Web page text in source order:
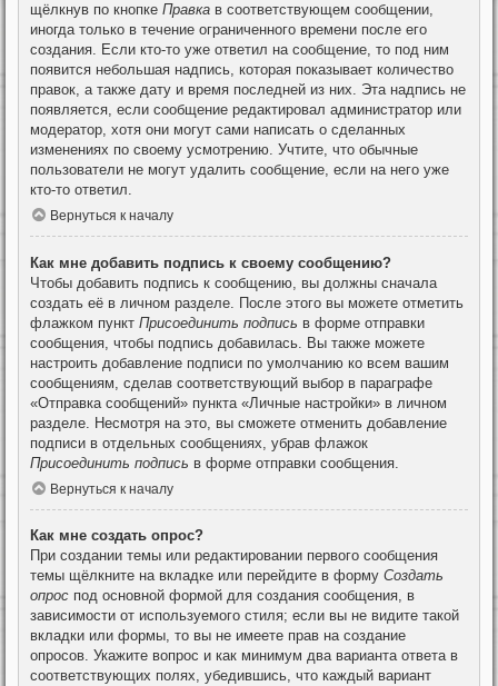
щёлкнув по кнопке Правка в соответствующем сообщении,
иногда только в течение ограниченного времени после его
создания. Если кто-то уже ответил на сообщение, то под ним
появится небольшая надпись, которая показывает количество
правок, а также дату и время последней из них. Эта надпись не
появляется, если сообщение редактировал администратор или
модератор, хотя они могут сами написать о сделанных
изменениях по своему усмотрению. Учтите, что обычные
пользователи не могут удалить сообщение, если на него уже
кто-то ответил.
Вернуться к началу
Как мне добавить подпись к своему сообщению?
Чтобы добавить подпись к сообщению, вы должны сначала
создать её в личном разделе. После этого вы можете отметить
флажком пункт Присоединить подпись в форме отправки
сообщения, чтобы подпись добавилась. Вы также можете
настроить добавление подписи по умолчанию ко всем вашим
сообщениям, сделав соответствующий выбор в параграфе
«Отправка сообщений» пункта «Личные настройки» в личном
разделе. Несмотря на это, вы сможете отменить добавление
подписи в отдельных сообщениях, убрав флажок
Присоединить подпись в форме отправки сообщения.
Вернуться к началу
Как мне создать опрос?
При создании темы или редактировании первого сообщения
темы щёлкните на вкладке или перейдите в форму Создать
опрос под основной формой для создания сообщения, в
зависимости от используемого стиля; если вы не видите такой
вкладки или формы, то вы не имеете прав на создание
опросов. Укажите вопрос и как минимум два варианта ответа в
соответствующих полях, убедившись, что каждый вариант